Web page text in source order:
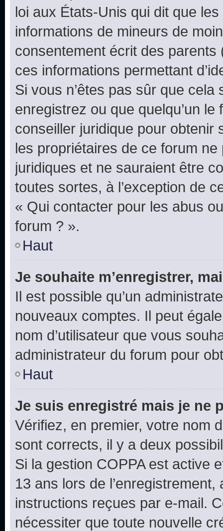
loi aux États-Unis qui dit que
informations de mineurs de
consentement écrit des parents
ces informations permettant
Si vous n’êtes pas sûr que
enregistrez ou que quelqu’un
conseiller juridique pour obtenir
les propriétaires de ce forum
juridiques et ne sauraient être
toutes sortes, à l’exception de
« Qui contacter pour les abus
forum ? ».
Haut
Je souhaite m’enregistrer,
Il est possible qu’un
nouveaux comptes. Il peut
nom d’utilisateur que vous
administrateur du forum pour
Haut
Je suis enregistré mais je ne
Vérifiez, en premier, votre nom
sont corrects, il y a deux
Si la gestion COPPA est active
13 ans lors de
instructions reçues par e-mail.
nécessiter que toute nouvelle